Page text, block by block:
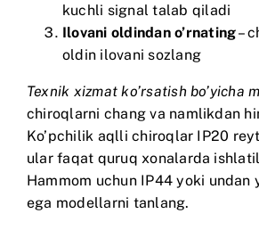
kuchli signal talab qiladi
Ilovani oldindan o’rnating–
oldin ilovani sozlang
Texnik xizmat ko’rsatish bo’yicha
chiroqlarni chang va namlikdan
Ko’pchilik aqlli chiroqlar IP20
ular faqat quruq xonalarda
Hammom uchun IP44 yoki undan
ega modellarni tanlang.